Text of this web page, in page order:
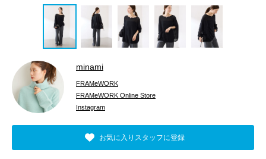
minami
FRAMeWORK
FRAMeWORK Online Store
Instagram
お気に入りスタッフに登録